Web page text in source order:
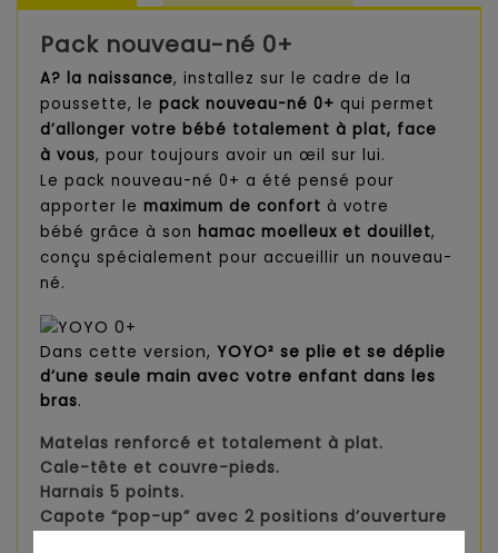
Pack nouveau-né 0+
A? la naissance, installez sur le cadre de la
poussette, le pack nouveau-né 0+ qui permet
d’allonger votre bébé totalement à plat, face
à vous, pour toujours avoir un œil sur lui.
Le pack nouveau-né 0+ a été pensé pour
apporter le maximum de confort à votre
bébé grâce à son hamac moelleux et douillet,
conçu spécialement pour accueillir un nouveau-
né.
Dans cette version, YOYO² se plie et se déplie
d’une seule main avec votre enfant dans les
bras.
Matelas renforcé et totalement à plat.
Cale-tête et couvre-pieds.
Harnais 5 points.
Capote “pop-up” avec 2 positions d’ouverture